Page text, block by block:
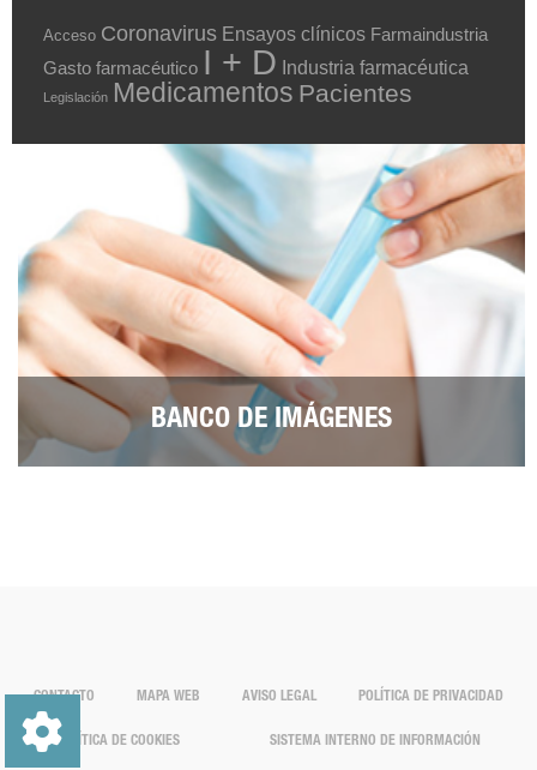
Acceso Coronavirus Ensayos clínicos Farmaindustria
Gasto farmacéutico I + D Industria farmacéutica
Legislación Medicamentos Pacientes
BANCO DE IMÁGENES
CONTACTO MAPA WEB AVISO LEGAL POLÍTICA DE PRIVACIDAD
POLÍTICA DE COOKIES SISTEMA INTERNO DE INFORMACIÓN